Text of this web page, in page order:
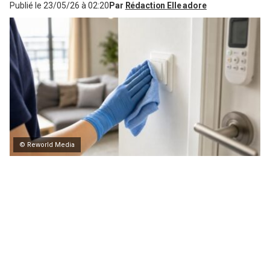
Publié le 23/05/26 à 02:20 Par Rédaction Elle adore
© Reworld Media